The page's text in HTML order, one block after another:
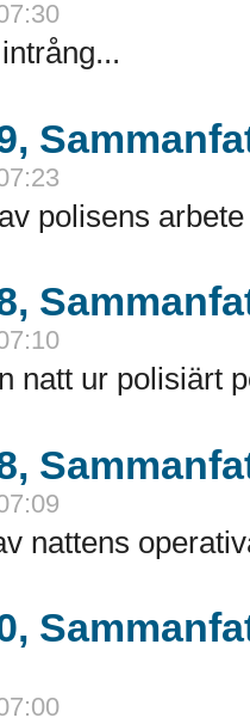
polisens
natt ur polisiärt
nattens